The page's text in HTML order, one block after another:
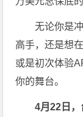
无论你是
高手，还是想
或是初次体验
你的舞台。
4月22日，